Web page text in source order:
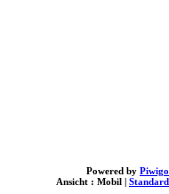
Powered by Piwigo
Ansicht : Mobil | Standard